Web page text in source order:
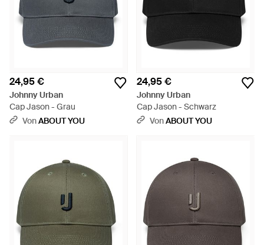
24,95 €
Johnny Urban
Cap Jason - Grau
VonABOUT YOU
24,95 €
Johnny Urban
Cap Jason - Schwarz
VonABOUT YOU